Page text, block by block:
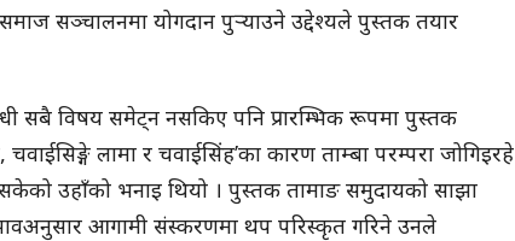
समाज सञ्चालनमा योगदान पुर्‍याउने उद्देश्यले पुस्तक तयार
सबै विषय समेट्न नसकिए पनि प्रारम्भिक रूपमा पुस्तक
लामा र चवाईसिंह’का कारण ताम्बा परम्परा जोगिइरहे
उहाँको भनाइ थियो । पुस्तक तामाङ समुदायको साझा
आगामी संस्करणमा थप परिस्कृत गरिने उनले